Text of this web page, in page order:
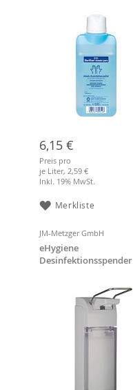
6,15 €
Preis pro
je Liter, 2,59 €
Inkl. 19% MwSt.
Merkliste
JM-Metzger GmbH
eHygiene
Desinfektionsspender